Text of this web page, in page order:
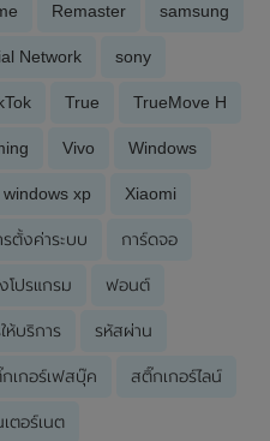
Remaster samsung
Network sony
True TrueMove H
Vivo Windows
windows xp Xiaomi
รตั้งค่าระบบ การ์ดจอ
โปรแกรม ฟอนต์
ห้บริการ รหัสผ่าน
เกอร์เฟสบุ๊ค สติ๊กเกอร์ไลน์
ตอร์เนต